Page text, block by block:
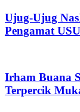
Ujug-Ujug
Pengamat
Irham Buana
Terpercik